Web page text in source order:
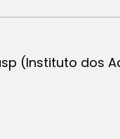
(Instituto dos